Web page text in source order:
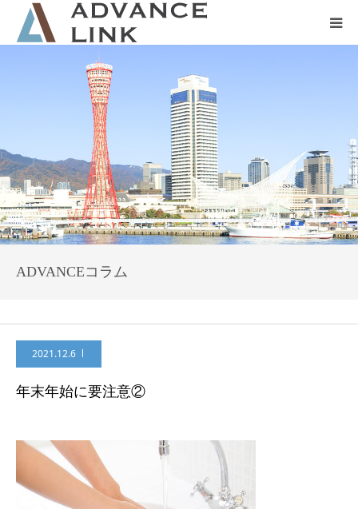
ADVANCEコラム
2021.12.6
年末年始に要注意②
会社概要
ネット保険
事業保険